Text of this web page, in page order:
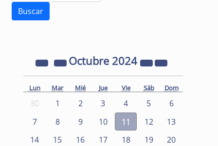
Octubre 2024
Lun Mar Mié Jue Vie Sáb Dom
30 1 2 3 4 5
6
7
8 9 10 11 12
13
14
15 16 17 18 19
20